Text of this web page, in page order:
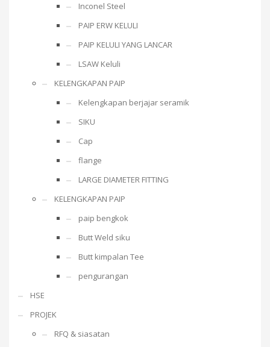
Inconel Steel
PAIP ERW KELULI
PAIP KELULI YANG LANCAR
LSAW Keluli
KELENGKAPAN PAIP
Kelengkapan berjajar seramik
SIKU
Cap
flange
LARGE DIAMETER FITTING
KELENGKAPAN PAIP
paip bengkok
Butt Weld siku
Butt kimpalan Tee
pengurangan
HSE
PROJEK
RFQ & siasatan